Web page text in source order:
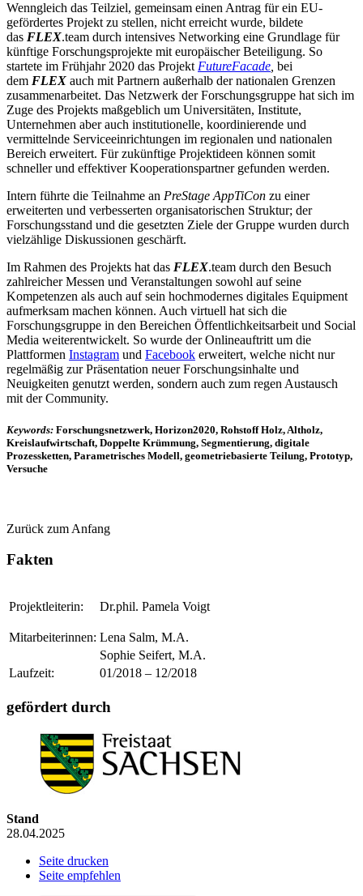
Wenngleich das Teilziel, gemeinsam einen Antrag für ein EU-
gefördertes Projekt zu stellen, nicht erreicht wurde, bildete
das FLEX.team durch intensives Networking eine Grundlage für
künftige Forschungsprojekte mit europäischer Beteiligung. So
startete im Frühjahr 2020 das Projekt FutureFacade bei
dem FLEX auch mit Partnern außerhalb der nationalen Grenzen
zusammenarbeitet. Das Netzwerk der Forschungsgruppe hat sich im
Zuge des Projekts maßgeblich um Universitäten, Institute,
Unternehmen aber auch institutionelle, koordinierende und
vermittelnde Serviceeinrichtungen im regionalen und nationalen
Bereich erweitert. Für zukünftige Projektideen können somit
schneller und effektiver Kooperationspartner gefunden werden.
Intern führte die Teilnahme an PreStage AppTiCon zu einer
erweiterten und verbesserten organisatorischen Struktur; der
Forschungsstand und die gesetzten Ziele der Gruppe wurden durch
vielzählige Diskussionen geschärft.
Im Rahmen des Projekts hat das FLEX.team durch den Besuch
zahlreicher Messen und Veranstaltungen sowohl auf seine
Kompetenzen als auch auf sein hochmodernes digitales Equipment
aufmerksam machen können. Auch virtuell hat sich die
Forschungsgruppe in den Bereichen Öffentlichkeitsarbeit und Social
Media weiterentwickelt. So wurde der Onlineauftritt um die
Plattformen Instagram und Facebook erweitert, welche nicht nur
regelmäßig zur Präsentation neuer Forschungsinhalte und
Neuigkeiten genutzt werden, sondern auch zum regen Austausch
mit der Community.
Keywords: Forschungsnetzwerk, Horizon2020, Rohstoff Holz, Altholz,
Kreislaufwirtschaft, Doppelte Krümmung, Segmentierung, digitale
Prozessketten, Parametrisches Modell, geometriebasierte Teilung, Prototyp,
Versuche
Zurück zum Anfang
Fakten
Projektleiterin: Dr.phil. Pamela Voigt
Mitarbeiterinnen: Lena Salm, M.A.
Sophie Seifert, M.A.
Laufzeit:
01/2018 – 12/2018
gefördert durch
Stand
28.04.2025
Seite drucken
Seite empfehlen